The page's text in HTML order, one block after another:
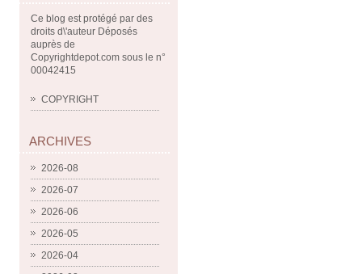
Ce blog est protégé par des
droits d\'auteur Déposés
auprès de
Copyrightdepot.com sous le n°
00042415
COPYRIGHT
ARCHIVES
2026-08
2026-07
2026-06
2026-05
2026-04